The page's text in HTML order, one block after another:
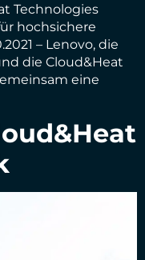
Technologies
hochsichere
– Lenovo, die
die Cloud&Heat
eine